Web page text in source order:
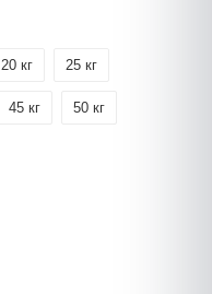
20 кг 25 кг
45 кг 50 кг